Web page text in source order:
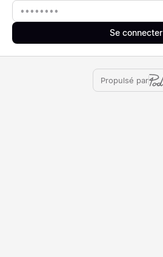
Mot de passe
Se connecter
Propulsé par